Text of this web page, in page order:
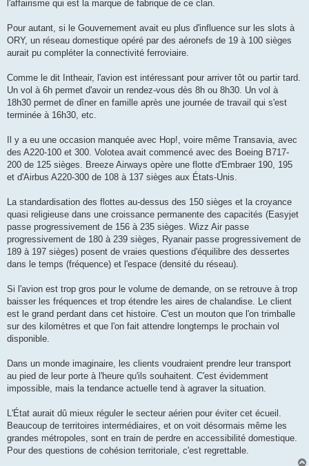
l'affairisme qui est la marque de fabrique de ce clan.
Pour autant, si le Gouvernement avait eu plus d'influence sur les slots à
ORY, un réseau domestique opéré par des aéronefs de 19 à 100 sièges
aurait pu compléter la connectivité ferroviaire.
Comme le dit Intheair, l'avion est intéressant pour arriver tôt ou partir tard.
Un vol à 6h permet d'avoir un rendez-vous dès 8h ou 8h30. Un vol à
18h30 permet de dîner en famille après une journée de travail qui s'est
terminée à 16h30, etc.
Il y a eu une occasion manquée avec Hop!, voire même Transavia, avec
des A220-100 et 300. Volotea avait commencé avec des Boeing B717-
200 de 125 sièges. Breeze Airways opère une flotte d'Embraer 190, 195
et d'Airbus A220-300 de 108 à 137 sièges aux États-Unis.
La standardisation des flottes au-dessus des 150 sièges et la croyance
quasi religieuse dans une croissance permanente des capacités (Easyjet
passe progressivement de 156 à 235 sièges. Wizz Air passe
progressivement de 180 à 239 sièges, Ryanair passe progressivement de
189 à 197 sièges) posent de vraies questions d'équilibre des dessertes
dans le temps (fréquence) et l'espace (densité du réseau).
Si l'avion est trop gros pour le volume de demande, on se retrouve à trop
baisser les fréquences et trop étendre les aires de chalandise. Le client
est le grand perdant dans cet histoire. C'est un mouton que l'on trimballe
sur des kilomètres et que l'on fait attendre longtemps le prochain vol
disponible.
Dans un monde imaginaire, les clients voudraient prendre leur transport
au pied de leur porte à l'heure qu'ils souhaitent. C'est évidemment
impossible, mais la tendance actuelle tend à agraver la situation.
L'État aurait dû mieux réguler le secteur aérien pour éviter cet écueil.
Beaucoup de territoires intermédiaires, et on voit désormais même les
grandes métropoles, sont en train de perdre en accessibilité domestique.
Pour des questions de cohésion territoriale, c'est regrettable.